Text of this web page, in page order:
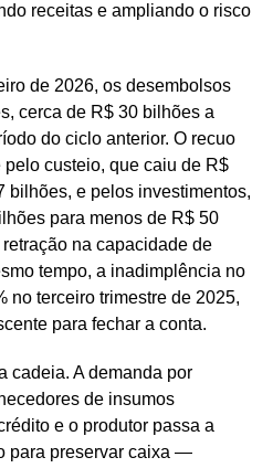
receitas e ampliando o risco
de 2026, os desembolsos
cerca de R$ 30 bilhões a
do ciclo anterior. O recuo
custeio, que caiu de R$
bilhões, e pelos investimentos,
para menos de R$ 50
na capacidade de
tempo, a inadimplência no
no terceiro trimestre de 2025,
para fechar a conta.
cadeia. A demanda por
de insumos
e o produtor passa a
para preservar caixa —